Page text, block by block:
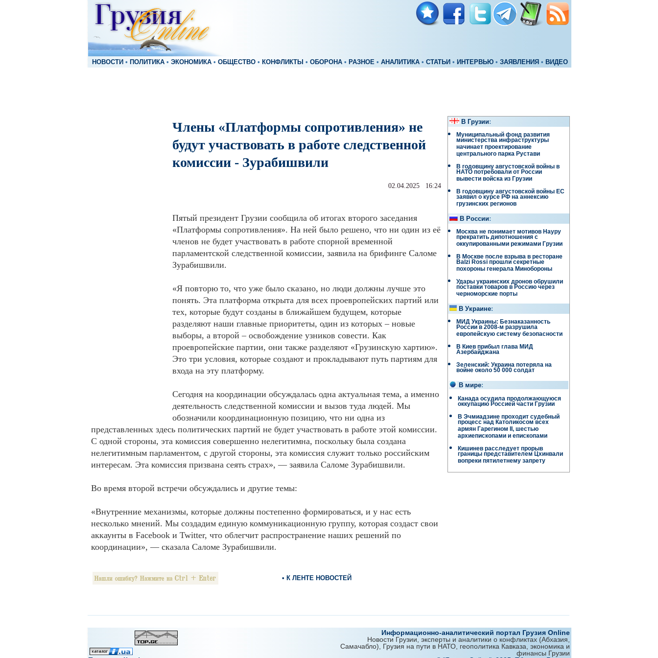
НОВОСТИ • ПОЛИТИКА • ЭКОНОМИКА • ОБЩЕСТВО • КОНФЛИКТЫ • ОБОРОНА • РАЗНОЕ • АНАЛИТИКА • СТАТЬИ • ИНТЕРВЬЮ • ЗАЯВЛЕНИЯ • ВИДЕО
Члены «Платформы сопротивления» не
будут участвовать в работе следственной
комиссии - Зурабишвили
02.04.2025 16:24
Пятый президент Грузии сообщила об итогах второго заседания
«Платформы сопротивления». На ней было решено, что ни один из её
членов не будет участвовать в работе спорной временной
парламентской следственной комиссии, заявила на брифинге Саломе
Зурабишвили.
«Я повторю то, что уже было сказано, но люди должны лучше это
понять. Эта платформа открыта для всех проевропейских партий или
тех, которые будут созданы в ближайшем будущем, которые
разделяют наши главные приоритеты, один из которых – новые
выборы, а второй – освобождение узников совести. Как
проевропейские партии, они также разделяют «Грузинскую хартию».
Это три условия, которые создают и прокладывают путь партиям для
входа на эту платформу.
Сегодня на координации обсуждалась одна актуальная тема, а именно
деятельность следственной комиссии и вызов туда людей. Мы
обозначили координационную позицию, что ни одна из
представленных здесь политических партий не будет участвовать в работе этой комиссии.
С одной стороны, эта комиссия совершенно нелегитимна, поскольку была создана
нелегитимным парламентом, с другой стороны, эта комиссия служит только российским
интересам. Эта комиссия призвана сеять страх», — заявила Саломе Зурабишвили.
Во время второй встречи обсуждались и другие темы:
«Внутренние механизмы, которые должны постепенно формироваться, и у нас есть
несколько мнений. Мы создадим единую коммуникационную группу, которая создаст свои
аккаунты в Facebook и Twitter, что облегчит распространение наших решений по
координации», — сказала Саломе Зурабишвили.
• К ЛЕНТЕ НОВОСТЕЙ
В Грузии:
Муниципальный фонд развития
министерства инфраструктуры
начинает проектирование
центрального парка Рустави
В годовщину августовской войны в
НАТО потребовали от России
вывести войска из Грузии
В годовщину августовской войны ЕС
заявил о курсе РФ на аннексию
грузинских регионов
В России:
Москва не понимает мотивов Науру
прекратить дипотношения с
оккупированными режимами Грузии
В Москве после взрыва в ресторане
Balzi Rossi прошли секретные
похороны генерала Минобороны
Удары украинских дронов обрушили
поставки товаров в Россию через
черноморские порты
В Украине:
МИД Украины: Безнаказанность
России в 2008-м разрушила
европейскую систему безопасности
В Киев прибыл глава МИД
Азербайджана
Зеленский: Украина потеряла на
войне около 50 000 солдат
В мире:
Канада осудила продолжающуюся
оккупацию Россией части Грузии
В Эчмиадзине проходит судебный
процесс над Католикосом всех
армян Гарегином II, шестью
архиепископами и епископами
Кишинев расследует прорыв
границы представителем Цхинвали
вопреки пятилетнему запрету
Информационно-аналитический портал Грузия Online
Новости Грузии, эксперты и аналитики о конфликтах (Абхазия,
Самачабло), Грузия на пути в НАТО, геополитика Кавказа, экономика и
финансы Грузии